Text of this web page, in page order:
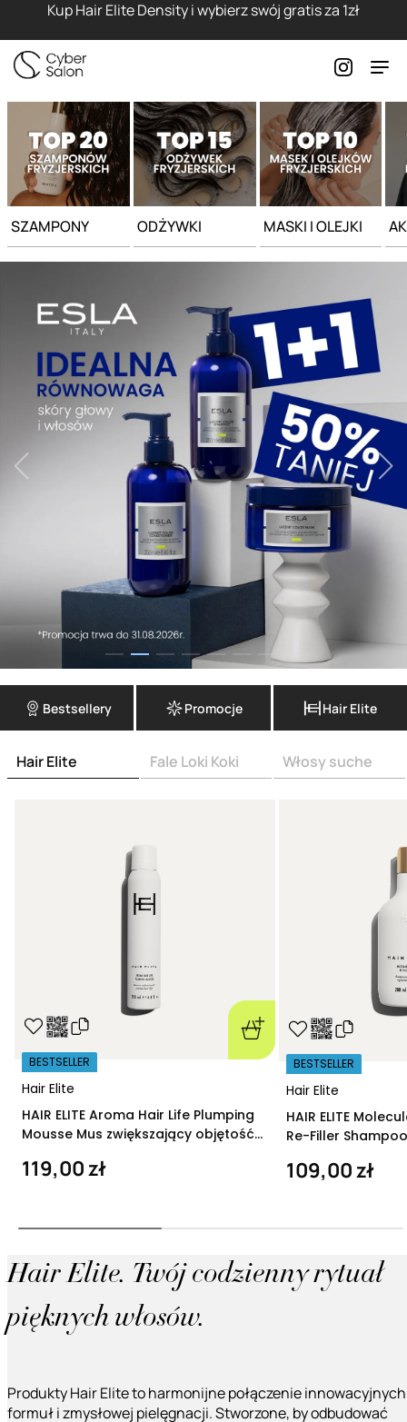
Kup Hair Elite Density i wybierz swój gratis za 1zł
SZAMPONY ODŻYWKI MASKI I OLEJKI
Bestsellery Promocje Hair Elite
Hair Elite Fale Loki Koki Włosy suche
Hair Elite
BESTSELLER
HAIR ELITE Aroma Hair Life Plumping
Mousse Mus zwiększający objętość
119,00 zł
Hair Elite
BESTSELLER
HAIR ELITE
Re-Filler
109,00 zł
Hair Elite. Twój codzienny rytuał
pięknych włosów.
Produkty Hair Elite to harmonijne połączenie innowacyjnych
formuł i zmysłowej pielęgnacji. Stworzone, by odbudować
Strona główna - Cyber Salon